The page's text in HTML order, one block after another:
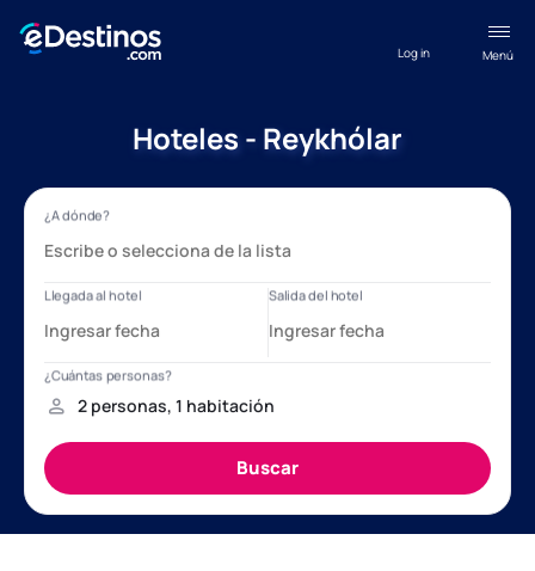
Menú
Log in
Hoteles - Reykhólar